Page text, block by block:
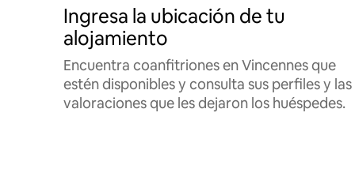
Ingresa la ubicación de tu
alojamiento
Encuentra coanfitriones en Vincennes que
estén disponibles y consulta sus perfiles y las
valoraciones que les dejaron los huéspedes.